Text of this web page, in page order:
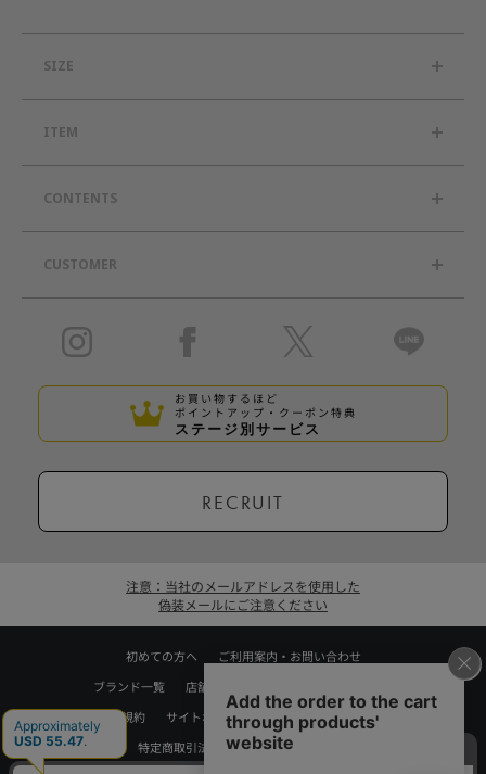
SIZE
ITEM
CONTENTS
CUSTOMER
お買い物するほど
ポイントアップ・クーポン特典
ステージ別サービス
RECRUIT
注意：当社のメールアドレスを使用した
偽装メールにご注意ください
初めての方へ
ご利用案内・お問い合わせ
ブランド一覧
店舗検索
利用規約
サイトポリシー
プライバシーポリシー
特定商取引法に基づく表記